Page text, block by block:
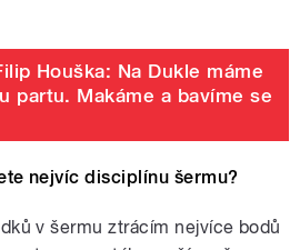
Houška: Na Dukle máme
partu. Makáme a bavíme se
nejvíc disciplínu šermu?
v šermu ztrácím nejvíce bodů